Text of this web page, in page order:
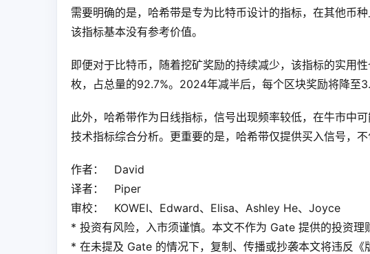
需要明确的是，哈希带是专为比特币设计的指标，在其他币
该指标基本没有参考价值。
即便对于比特币，随着挖矿奖励的持续减少，该指标的实用
枚，占总量的92.7%。2024年减半后，每个区块奖励将降至
此外，哈希带作为日线指标，信号出现频率较低，在牛市中
技术指标综合分析。更重要的是，哈希带仅提供买入信号，
作者：   David
译者：   Piper
审校：   KOWEI、Edward、Elisa、Ashley He、Joyce
* 投资有风险，入市须谨慎。本文不作为 Gate 提供的投资理
* 在未提及 Gate 的情况下，复制、传播或抄袭本文将违反《